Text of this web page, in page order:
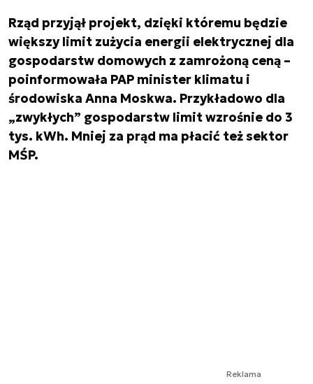
Rząd przyjął projekt, dzięki któremu będzie
większy limit zużycia energii elektrycznej dla
gospodarstw domowych z zamrożoną ceną –
poinformowała PAP minister klimatu i
środowiska Anna Moskwa. Przykładowo dla
„zwykłych” gospodarstw limit wzrośnie do 3
tys. kWh. Mniej za prąd ma płacić też sektor
MŚP.
Reklama